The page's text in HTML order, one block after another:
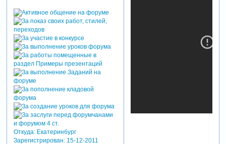
Откуда:Екатеринбург
Зарегистрирован: 15-12-2011